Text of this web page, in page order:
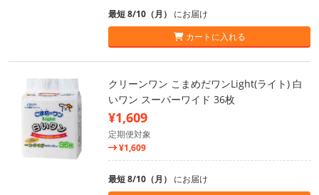
最短 8/10（月） にお届け
カートに入れる
クリーンワン こまめだワンLight(ライト) 白
いワン スーパーワイド 36枚
¥1,609
定期便対象
¥1,609
最短 8/10（月） にお届け